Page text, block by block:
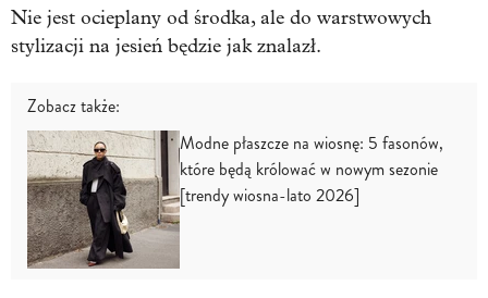
Nie jest ocieplany od środka, ale do warstwowych
stylizacji na jesień będzie jak znalazł.
Zobacz także:
Modne płaszcze na wiosnę: 5 fasonów,
które będą królować w nowym sezonie
[trendy wiosna-lato 2026]